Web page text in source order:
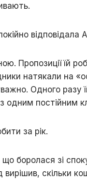
відповідала
Пропозиції їй
натякали на
Одного разу
одним постійним
за рік.
боролася зі
скільки